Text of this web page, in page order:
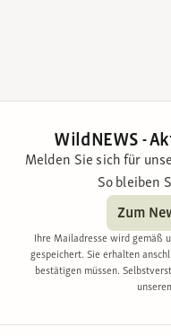
WildNEWS -
Melden Sie sich für
So bleiben
Zum
Ihre Mailadresse wird gemäß
gespeichert. Sie erhalten
bestätigen müssen.